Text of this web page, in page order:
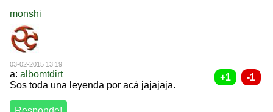
monshi
03-02-2015 13:19
a: albomtdirt
Sos toda una leyenda por acá jajajaja.